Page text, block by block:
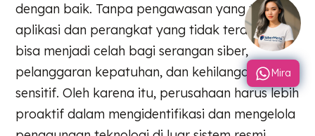
dengan baik. Tanpa pengawasan yang tepat,
aplikasi dan perangkat yang tidak terdaftar
bisa menjadi celah bagi serangan siber,
pelanggaran kepatuhan, dan kehilangan data
sensitif. Oleh karena itu, perusahaan harus lebih
proaktif dalam mengidentifikasi dan mengelola
Mira